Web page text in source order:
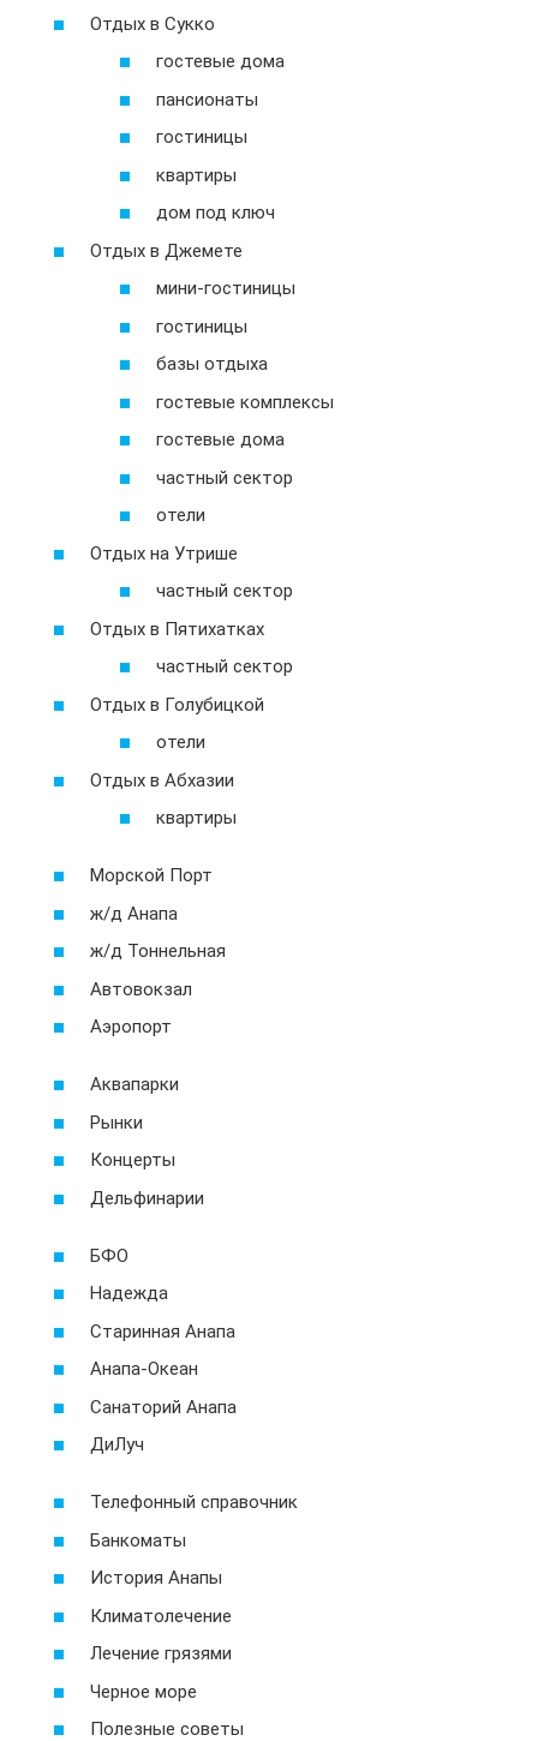
Отдых в Сукко
гостевые дома
пансионаты
гостиницы
квартиры
дом под ключ
Отдых в Джемете
мини-гостиницы
гостиницы
базы отдыха
гостевые комплексы
гостевые дома
частный сектор
отели
Отдых на Утрише
частный сектор
Отдых в Пятихатках
частный сектор
Отдых в Голубицкой
отели
Отдых в Абхазии
квартиры
Морской Порт
ж/д Анапа
ж/д Тоннельная
Автовокзал
Аэропорт
Аквапарки
Рынки
Концерты
Дельфинарии
БФО
Надежда
Старинная Анапа
Анапа-Океан
Санаторий Анапа
ДиЛуч
Телефонный справочник
Банкоматы
История Анапы
Климатолечение
Лечение грязями
Черное море
Полезные советы